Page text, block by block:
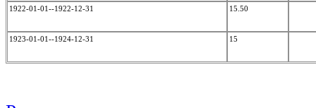
1922-01-01--1922-12-31 15.50
1923-01-01--1924-12-31 15